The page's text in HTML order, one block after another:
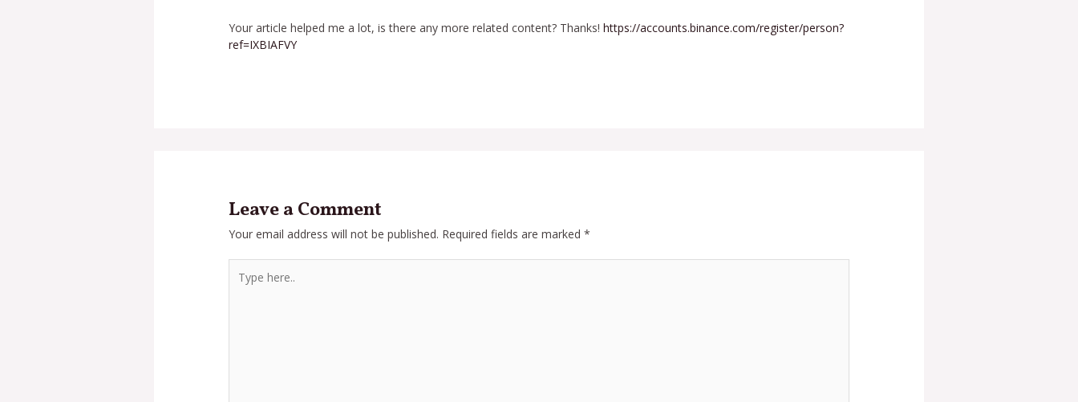
Your article helped me a lot, is there any more related content? Thanks!https://accounts.binance.com/register/person?
ref=IXBIAFVY
Leave a Comment
Your email address will not be published. Required fields are marked*
here..